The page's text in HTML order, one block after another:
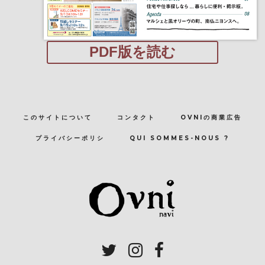
PDF版を読む
このサイトについて コンタクト OVNIの商業広告
プライバシーポリシ QUI SOMMES-NOUS ?